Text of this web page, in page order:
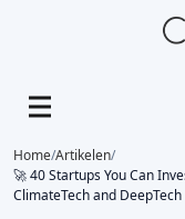
Home/Artikelen/
🚀 40 Startups You Can
ClimateTech and DeepTech